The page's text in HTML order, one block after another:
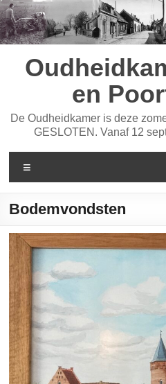
Ga
naar
de
inhoud
en
De Oudheidkamer is deze
GESLOTEN. Vanaf 12
Bodemvondsten